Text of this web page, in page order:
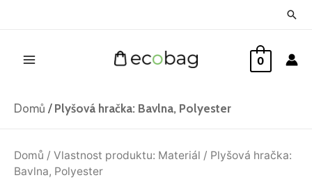
0
Domů / Plyšová hračka: Bavlna, Polyester
Domů / Vlastnost produktu: Materiál / Plyšová hračka:
Bavlna, Polyester